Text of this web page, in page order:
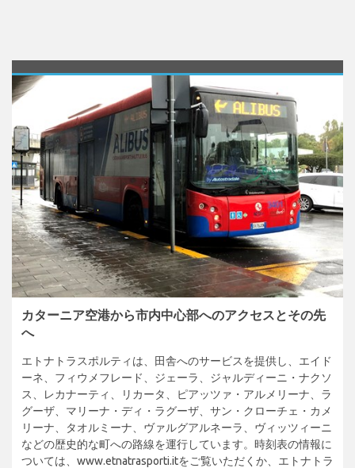
カターニア空港から市内中心部へのアクセスとその先
へ
エトナトラスポルティは、田舎へのサービスを提供し、エイド
ーネ、フィウメフレード、ジェーラ、ジャルディーニ・ナクソ
ス、レカナーティ、リカータ、ピアッツァ・アルメリーナ、ラ
グーザ、マリーナ・ディ・ラグーザ、サン・クローチェ・カメ
リーナ、タオルミーナ、ヴァルグアルネーラ、ヴィッツィーニ
などの歴史的な町への路線を運行しています。時刻表の情報に
ついては、www.etnatrasporti.itをご覧いただくか、エトナトラ